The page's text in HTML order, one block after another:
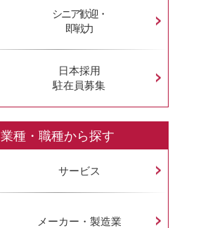
シニア歓迎・
即戦力
日本採用
駐在員募集
業種・職種から探す
サービス
メーカー・製造業